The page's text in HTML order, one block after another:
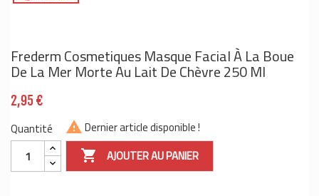
Frederm Cosmetiques Masque Facial À La Boue
De La Mer Morte Au Lait De Chèvre 250 Ml
2,95 €
Quantité
 AJOUTER AU PANIER
 Dernier article disponible !